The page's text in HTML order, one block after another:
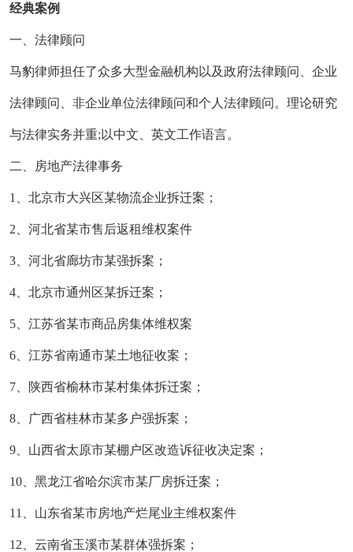
经典案例
一、法律顾问
马豹律师担任了众多大型金融机构以及政府法律顾问、企业
法律顾问、非企业单位法律顾问和个人法律顾问。理论研究
与法律实务并重;以中文、英文工作语言。
二、房地产法律事务
1、北京市大兴区某物流企业拆迁案；
2、河北省某市售后返租维权案件
3、河北省廊坊市某强拆案；
4、北京市通州区某拆迁案；
5、江苏省某市商品房集体维权案
6、江苏省南通市某土地征收案；
7、陕西省榆林市某村集体拆迁案；
8、广西省桂林市某多户强拆案；
9、山西省太原市某棚户区改造诉征收决定案；
10、黑龙江省哈尔滨市某厂房拆迁案；
11、山东省某市房地产烂尾业主维权案件
12、云南省玉溪市某群体强拆案；